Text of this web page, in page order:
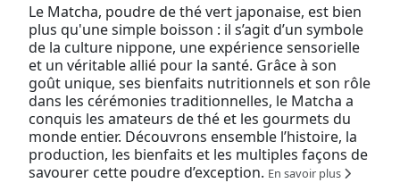
Le Matcha, poudre de thé vert japonaise, est bien
plus qu'une simple boisson : il s’agit d’un symbole
de la culture nippone, une expérience sensorielle
et un véritable allié pour la santé. Grâce à son
goût unique, ses bienfaits nutritionnels et son rôle
dans les cérémonies traditionnelles, le Matcha a
conquis les amateurs de thé et les gourmets du
monde entier. Découvrons ensemble l’histoire, la
production, les bienfaits et les multiples façons de
savourer cette poudre d’exception. En savoir plus